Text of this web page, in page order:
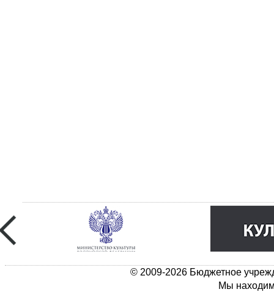
© 2009-2026 Бюджетное
Мы